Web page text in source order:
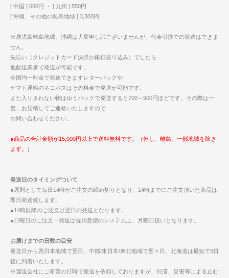
[ 中国 ] 660円 ・ [ 九州 ] 550円
[ 沖縄、その他の離島地域 ] 3,300円
※鹿児島離島地域、沖縄は大変申し訳ございませんが、代金引換での発送はできま
せん。
先払い（クレジットカード決済か銀行振り込み）でしたら
他配送業者で発送が可能です。
全国均一料金で発送できますレターパックや
ヤマト運輸のネコポスはその料金で発送が可能です。
また入りきれない物はゆうパックで発送すると700～900円ほどです。その際は一
度、お見積してご連絡いたしますので
お問い合わせください。
●商品の合計金額が15,000円以上で送料無料です。（但し、離島、一部地域を除き
ます。）
発送日のタイミングついて
●原則として毎日14時がご注文の締め切りとなり、14時までにご注文頂いた商品は
即日発送致します。
●14時以降のご注文は翌日の発送となります。
●日曜日のご注文・発送は佐川急便のシステム上、月曜日扱いとなります。
お届けまでの日数の目安
発送日から西日本地域で翌日、中部/東日本/東北地域で翌々日、北海道は最短で3日
後に到着いたします。
※運送会社にご希望の日時で発送を依頼しておりますが、渋滞、災害等による止む